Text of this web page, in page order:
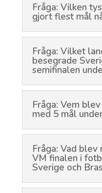
Fråga: Vilken
gjort flest mål
Fråga: Vilket
besegrade
semifinalen
Fråga: Vem
med 5 mål
Fråga: Vad
VM finalen i
Sverige och